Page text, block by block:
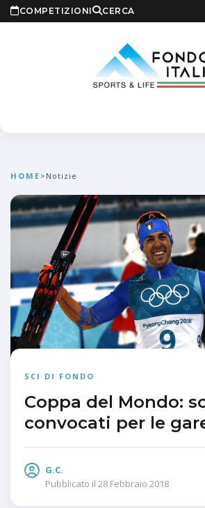
COMPETIZIONI CERCA
HOME > Notizie
SCI DI FONDO
Coppa del Mondo:
convocati per le
G.C.
Pubblicato il 28 Febbraio 2018